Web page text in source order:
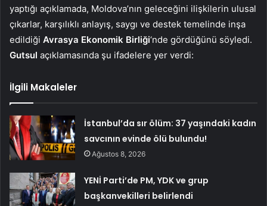
yaptığı açıklamada, Moldova’nın geleceğini ilişkilerin ulusal
çıkarlar, karşılıklı anlayış, saygı ve destek temelinde inşa
edildiği Avrasya Ekonomik Birliği‘nde gördüğünü söyledi.
Gutsul açıklamasında şu ifadelere yer verdi:
İlgili Makaleler
İstanbul’da sır ölüm: 37 yaşındaki kadın
savcının evinde ölü bulundu!
Ağustos 8, 2026
YENİ Parti’de PM, YDK ve grup
başkanvekilleri belirlendi